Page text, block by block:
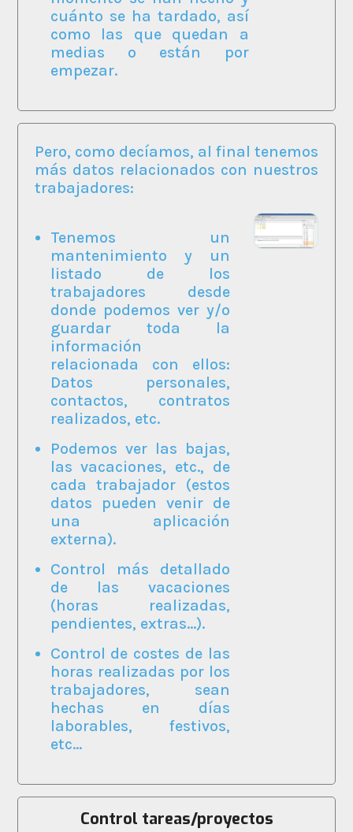
cuánto se ha tardado, así
como las que quedan a
medias o están por
empezar.
Pero, como decíamos, al final tenemos
más datos relacionados con nuestros
trabajadores:
Tenemos un
mantenimiento y un
listado de los
trabajadores desde
donde podemos ver y/o
guardar toda la
información
relacionada con ellos:
Datos personales,
contactos, contratos
realizados, etc.
Podemos ver las bajas,
las vacaciones, etc., de
cada trabajador (estos
datos pueden venir de
una aplicación
externa).
Control más detallado
de las vacaciones
(horas realizadas,
pendientes, extras...).
Control de costes de las
horas realizadas por los
trabajadores, sean
hechas en días
laborables, festivos,
etc...
Control tareas/proyectos